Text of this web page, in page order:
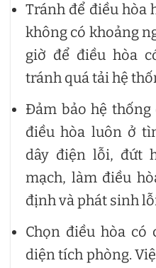
Tránh để điều hòa
không có khoảng
giờ để điều hòa
tránh quá tải hệ
Đảm bảo hệ thống
điều hòa luôn ở
dây điện lỗi, đứt
mạch, làm điều
định và phát sinh
Chọn điều hòa có
diện tích phòng.